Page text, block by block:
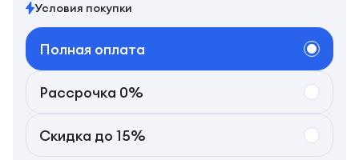
Условия покупки
Полная оплата
Рассрочка 0%
Скидка до 15%